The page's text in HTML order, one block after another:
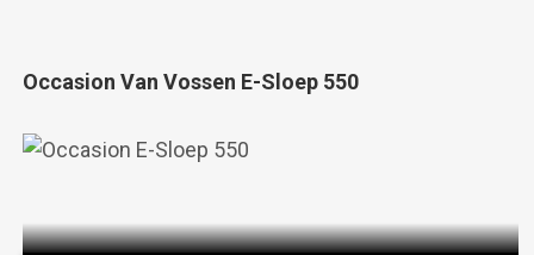
Occasion Van Vossen E-Sloep 550